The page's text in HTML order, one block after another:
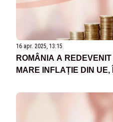
16 apr. 2025, 13:15
ROMÂNIA A
MARE INFLAȚIE DIN UE,